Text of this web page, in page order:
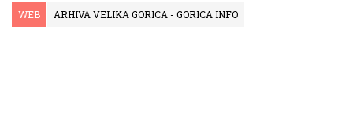
WEB ARHIVA VELIKA GORICA - GORICA INFO